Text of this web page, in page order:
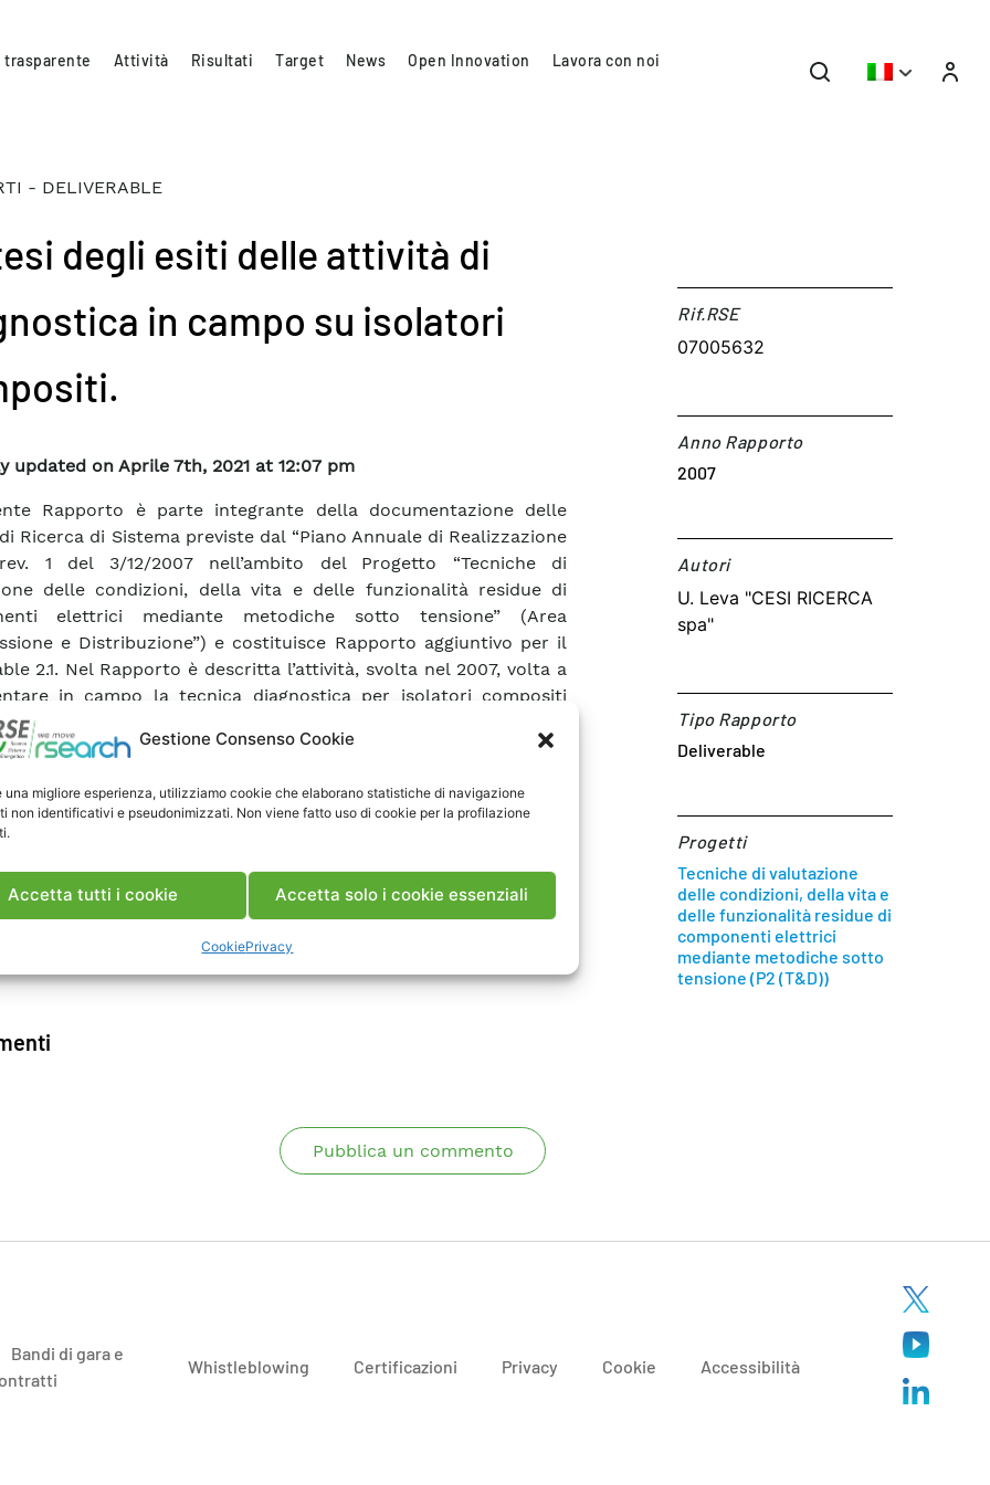
Gestione Consenso Cookie
una migliore esperienza, utilizziamo cookie che elaborano statistiche di navigazione
non identificativi e pseudonimizzati. Non viene fatto uso di cookie per la profilazione
Accetta tutti i cookie Accetta solo i cookie essenziali
CookiePrivacy
trasparente Attività Risultati Target News Open Innovation Lavora con noi
- DELIVERABLE
degli esiti delle attività di
in campo su isolatori
updated on Aprile 7th, 2021 at 12:07 pm
Rapporto è parte integrante della documentazione delle
Ricerca di Sistema previste dal “Piano Annuale di Realizzazione
1 del 3/12/2007 nell’ambito del Progetto “Tecniche di
delle condizioni, della vita e delle funzionalità residue di
elettrici mediante metodiche sotto tensione” (Area
e Distribuzione”) e costituisce Rapporto aggiuntivo per il
2.1. Nel Rapporto è descritta l’attività, svolta nel 2007, volta a
in campo la tecnica diagnostica per isolatori compositi
sul rilievo di immagini nel campo degli ultravioletti. La
è stata effettuata su linee 132/150 kV ubicate in zone
attività hanno permesso di verificare l’applicabilità del metodo,
alcune problematiche relative alla conduzione di misure
di tipo conduttivo.
Rif.RSE​
07005632
Anno Rapporto
2007
Autori​
U. Leva "CESI RICERCA
spa"
Tipo Rapporto
Deliverable
Progetti
Tecniche di valutazione
delle condizioni, della vita e
delle funzionalità residue di
componenti elettrici
mediante metodiche sotto
tensione (P2 (T&D))
Pubblica un commento
Bandi di gara e
Whistleblowing Certificazioni Privacy Cookie Accessibilità